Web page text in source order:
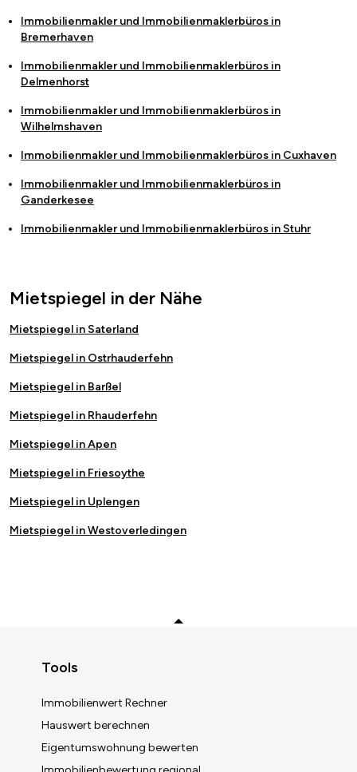
Immobilienmakler und Immobilienmaklerbüros in
Bremerhaven
Immobilienmakler und Immobilienmaklerbüros in
Delmenhorst
Immobilienmakler und Immobilienmaklerbüros in
Wilhelmshaven
Immobilienmakler und Immobilienmaklerbüros in Cuxhaven
Immobilienmakler und Immobilienmaklerbüros in
Ganderkesee
Immobilienmakler und Immobilienmaklerbüros in Stuhr
Mietspiegel in der Nähe
Mietspiegel in Saterland
Mietspiegel in Ostrhauderfehn
Mietspiegel in Barßel
Mietspiegel in Rhauderfehn
Mietspiegel in Apen
Mietspiegel in Friesoythe
Mietspiegel in Uplengen
Mietspiegel in Westoverledingen
Immobilienwert berechnen
Tools
Immobilienwert Rechner
Hauswert berechnen
Eigentumswohnung bewerten